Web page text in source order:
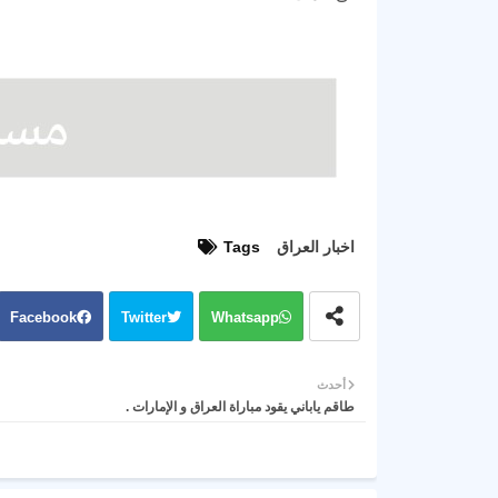
Tags اخبار العراق
Facebook Twitter Whatsapp
أحدث
طاقم ياباني يقود مباراة العراق و الإمارات .